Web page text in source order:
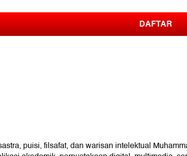
DAFTAR
puisi, filsafat, dan warisan intelektual